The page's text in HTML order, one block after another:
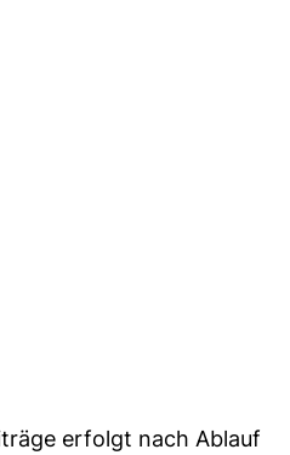
erfolgt nach Ablauf